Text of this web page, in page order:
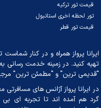
قیمت تور ترکیه
تور لحظه اخری استانبول
قیمت تور قطر
ایرانا پرواز همراه و در کنار
تهیه کنید. در زمینه خدمت رسانی
"قدیمی ترین" و "مطمئن ترین"
در ایرانا پرواز آژانس های
گرد هم آمده اند تا تجربه ای بی